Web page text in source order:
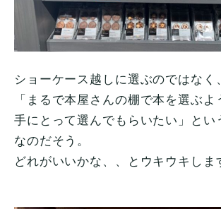
ショーケース越しに選ぶのではなく、
「まるで本屋さんの棚で本を選ぶよ
手にとって選んでもらいたい」とい
なのだそう。
どれがいいかな、、とウキウキしま